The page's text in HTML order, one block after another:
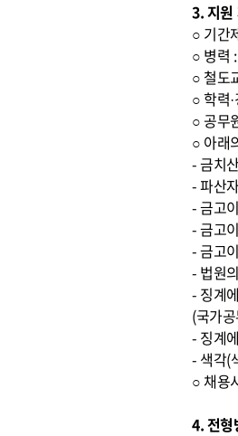
3. 지원
○ 기간
○ 병력
○ 철도
○ 학력
○ 공무
○ 아래
- 금치
- 파산
- 금고
- 금고
- 금고
- 법원
- 징계
(국가
- 징계
- 색각(
○ 채용
4. 전형